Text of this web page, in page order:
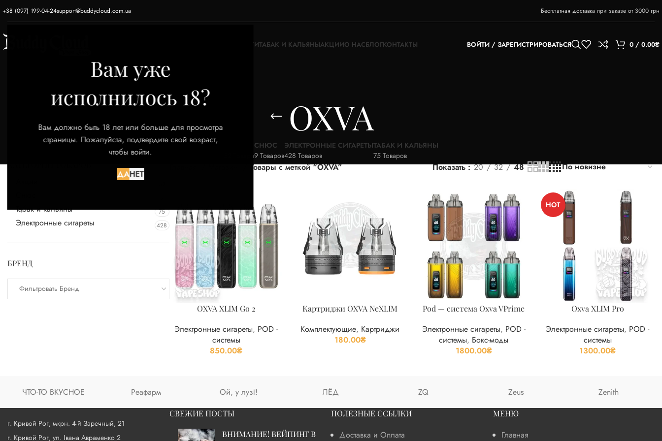
Вам уже
исполнилось 18?
Вам должно быть 18 лет или больше для просмотра
страницы. Пожалуйста, подтвердите свой возраст,
чтобы войти.
ДАНЕТ
+38 (097) 199-04-24support@buddycloud.com.ua Бесплатная доставка при заказе от 3000 грн
ЖИДКОСТИТАБАК И КАЛЬЯНЫАКЦИИО НАСБЛОГКОНТАКТЫ ВОЙТИ / ЗАРЕГИСТРИРОВАТЬСЯ 0 / 0.00₴
OXVA
52 Товара
СНЮС
9 Товаров
ЭЛЕКТРОННЫЕ СИГАРЕТЫ
428 Товаров
ТАБАК И КАЛЬЯНЫ
75 Товаров
Табак и кальяны 75
Электронные сигареты 428
БРЕНД
Фильтровать Бренд
Товары с меткой “OXVA” Показать 20 32 48
OXVA XLIM Go 2
Электронные сигареты, POD -
системы
850.00₴
Картриджи OXVA NeXLIM
Комплектующие, Картриджи
180.00₴
Pod — система Oxva VPrime
Электронные сигареты, POD -
системы, Бокс-моды
1800.00₴
HOT
Oxva XLIM Pro
Электронные сигареты, POD -
системы
1300.00₴
ЧТО-ТО ВКУСНОЕ Реафарм Ой, у лузі! ЛЁД ZQ Zeus Zenith
г. Кривой Рог, мкрн. 4-й Заречный, 21
г. Кривой Рог, ул. Івана Авраменко 2
СВЕЖИЕ ПОСТЫ
ВНИМАНИЕ! ВЕЙПИНГ В
ПОЛЕЗНЫЕ ССЫЛКИ
Доставка и Оплата
МЕНЮ
Главная